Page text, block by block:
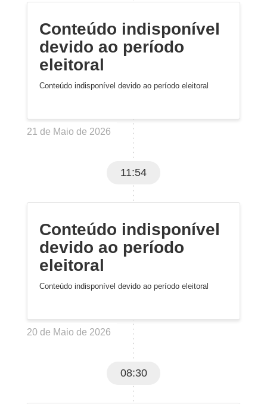
Conteúdo indisponível
devido ao período
eleitoral
Conteúdo indisponível devido ao período eleitoral
21 de Maio de 2026
11:54
Conteúdo indisponível
devido ao período
eleitoral
Conteúdo indisponível devido ao período eleitoral
20 de Maio de 2026
08:30